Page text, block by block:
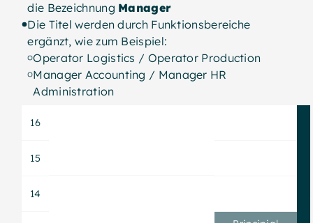
16
15
14
die Bezeichnung Manager
Die Titel werden durch Funktionsbereiche
ergänzt, wie zum Beispiel:
Operator Logistics / Operator Production
Manager Accounting / Manager HR
Administration